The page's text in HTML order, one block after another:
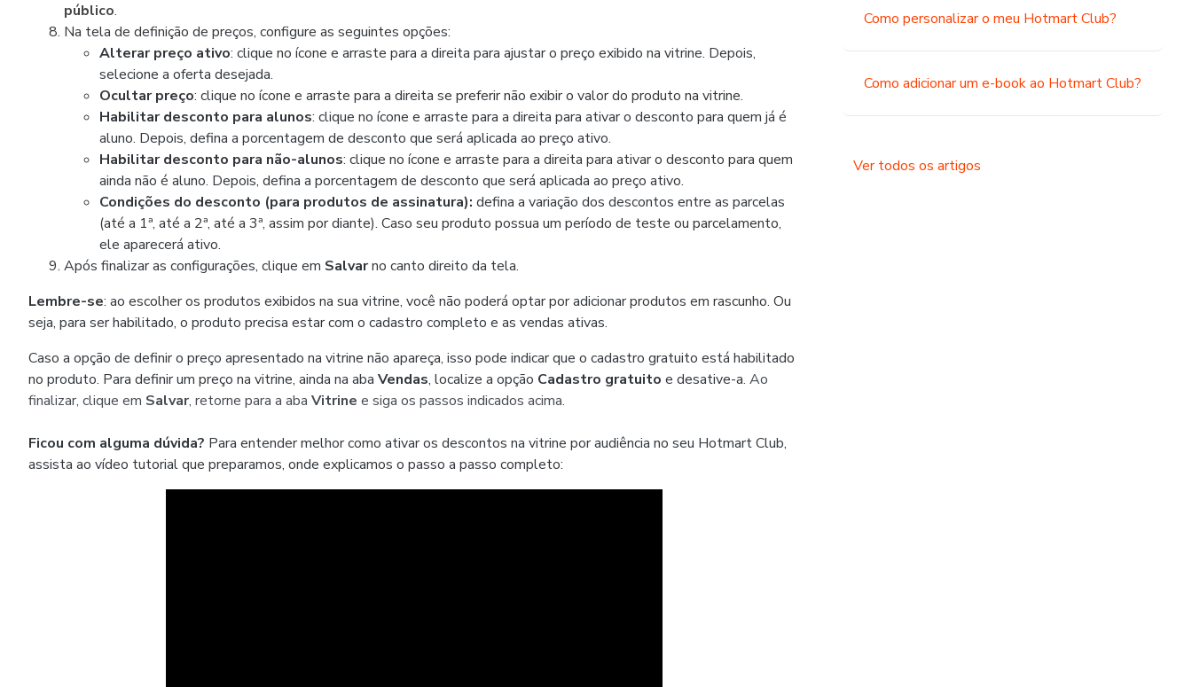
público.
Na tela de definição de preços, configure as seguintes opções:
Alterar preço ativo: clique no ícone e arraste para a direita para ajustar o preço exibido na vitrine. Depois,
selecione a oferta desejada.
Ocultar preço: clique no ícone e arraste para a direita se preferir não exibir o valor do produto na vitrine.
Habilitar desconto para alunos: clique no ícone e arraste para a direita para ativar o desconto para quem já é
aluno. Depois, defina a porcentagem de desconto que será aplicada ao preço ativo.
Habilitar desconto para não-alunos: clique no ícone e arraste para a direita para ativar o desconto para quem
ainda não é aluno. Depois, defina a porcentagem de desconto que será aplicada ao preço ativo.
Condições do desconto (para produtos de assinatura): defina a variação dos descontos entre as parcelas
(até a 1ª, até a 2ª, até a 3ª, assim por diante). Caso seu produto possua um período de teste ou parcelamento,
ele aparecerá ativo.
Após finalizar as configurações, clique em Salvarno canto direito da tela.
Lembre-se: ao escolher os produtos exibidos na sua vitrine, você não poderá optar por adicionar produtos em rascunho. Ou
seja, para ser habilitado, o produto precisa estar com o cadastro completo e as vendas ativas.
Caso a opção de definir o preço apresentado na vitrine não apareça, isso pode indicar que o cadastro gratuito está habilitado
no produto. Para definir um preço na vitrine, ainda na aba Vendas, localize a opção Cadastro gratuito e desative-a. Ao
finalizar, clique em Salvar, retorne para a aba Vitrine e siga os passos indicados acima.
Ficou com alguma dúvida? Para entender melhor como ativar os descontos na vitrine por audiência no seu Hotmart Club,
assista ao vídeo tutorial que preparamos, onde explicamos o passo a passo completo:
Como personalizar o meu Hotmart Club?
Como adicionar um e-book ao Hotmart Club?
Ver todos os artigos